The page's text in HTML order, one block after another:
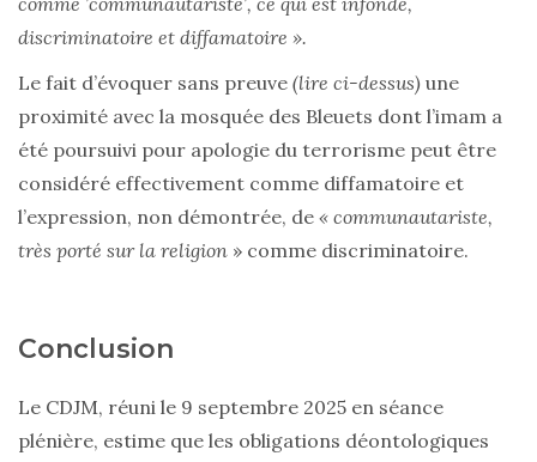
discriminatoire et diffamatoire ».
Le fait d’évoquer sans preuve (lire ci-dessus) une
proximité avec la mosquée des Bleuets dont l’imam a
été poursuivi pour apologie du terrorisme peut être
considéré effectivement comme diffamatoire et
l’expression, non démontrée, de « communautariste,
très porté sur la religion » comme discriminatoire.
Conclusion
Le CDJM, réuni le 9 septembre 2025 en séance
plénière, estime que les obligations déontologiques